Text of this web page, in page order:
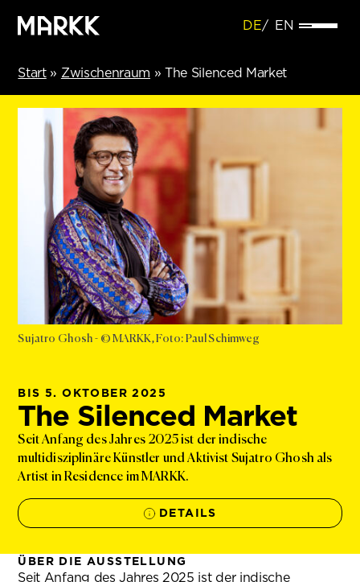
DE EN
Start» Zwischenraum »The Silenced Market
BIS 5. OKTOBER 2025
The Silenced Market
Seit Anfang des Jahres 2025 ist der indische
multidisziplinäre Künstler und Aktivist Sujatro Ghosh als
Artist in Residence im MARKK.
DETAILS
Sujatro Ghosh - © MARKK, Foto: Paul Schimweg
ÜBER DIE AUSSTELLUNG
Seit Anfang des Jahres 2025 ist der indische